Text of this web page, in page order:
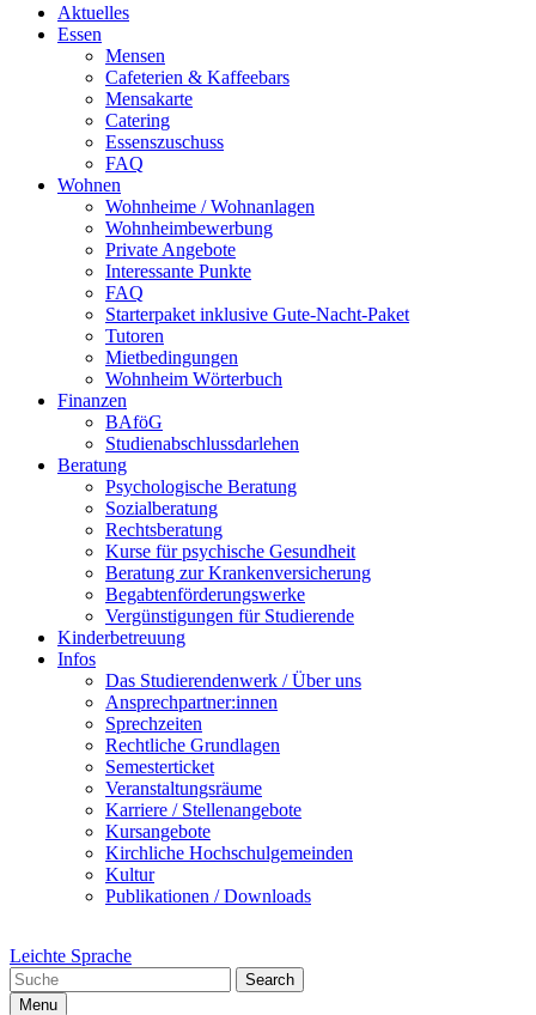
Aktuelles
Essen
Mensen
Cafeterien & Kaffeebars
Mensakarte
Catering
Essenszuschuss
FAQ
Wohnen
Wohnheime / Wohnanlagen
Wohnheimbewerbung
Private Angebote
Interessante Punkte
FAQ
Starterpaket inklusive Gute-Nacht-Paket
Tutoren
Mietbedingungen
Wohnheim Wörterbuch
Finanzen
BAföG
Studienabschlussdarlehen
Beratung
Psychologische Beratung
Sozialberatung
Rechtsberatung
Kurse für psychische Gesundheit
Beratung zur Krankenversicherung
Begabtenförderungswerke
Vergünstigungen für Studierende
Kinderbetreuung
Infos
Das Studierendenwerk / Über uns
Ansprechpartner:innen
Sprechzeiten
Rechtliche Grundlagen
Semesterticket
Veranstaltungsräume
Karriere / Stellenangebote
Kursangebote
Kirchliche Hochschulgemeinden
Kultur
Publikationen / Downloads
Leichte Sprache
Search
Menu